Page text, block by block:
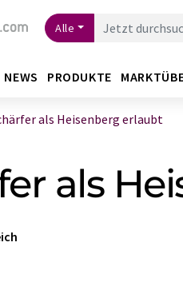
Alle
NEWS PRODUKTE
als Heisenberg erlaubt
als